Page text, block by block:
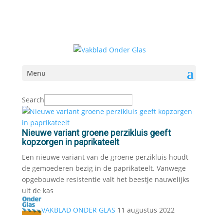
Menu
Search
Nieuwe variant groene perzikluis geeft
kopzorgen in paprikateelt
Een nieuwe variant van de groene perzikluis houdt
de gemoederen bezig in de paprikateelt. Vanwege
opgebouwde resistentie valt het beestje nauwelijks
uit de kas
VAKBLAD ONDER GLAS 11 augustus 2022